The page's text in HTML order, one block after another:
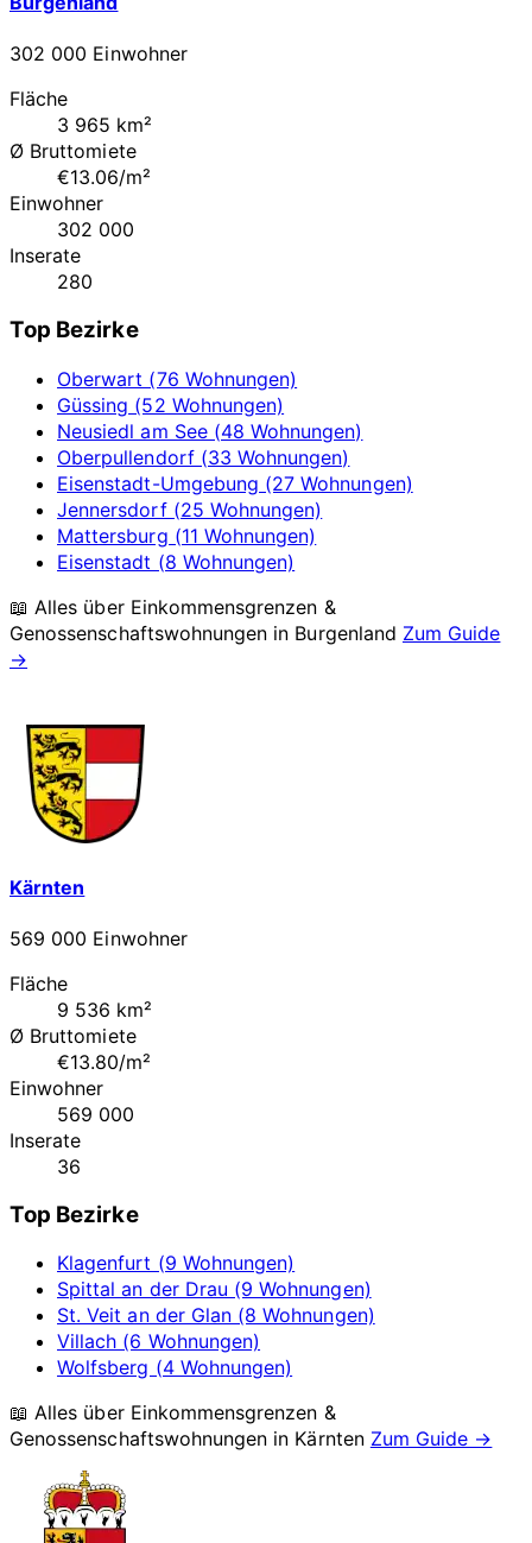
302 000 Einwohner
Fläche
3 965 km²
Ø Bruttomiete
€13.06/m²
Einwohner
302 000
Inserate
280
Top Bezirke
Oberwart (76 Wohnungen)
Güssing (52 Wohnungen)
Neusiedl am See (48 Wohnungen)
Oberpullendorf (33 Wohnungen)
Eisenstadt-Umgebung (27 Wohnungen)
Jennersdorf (25 Wohnungen)
Mattersburg (11 Wohnungen)
Eisenstadt (8 Wohnungen)
📖 Alles über Einkommensgrenzen &
Genossenschaftswohnungen in Burgenland Zum Guide
→
Kärnten
569 000 Einwohner
Fläche
9 536 km²
Ø Bruttomiete
€13.80/m²
Einwohner
569 000
Inserate
36
Top Bezirke
Klagenfurt (9 Wohnungen)
Spittal an der Drau (9 Wohnungen)
St. Veit an der Glan (8 Wohnungen)
Villach (6 Wohnungen)
Wolfsberg (4 Wohnungen)
📖 Alles über Einkommensgrenzen &
Genossenschaftswohnungen in Kärnten Zum Guide →